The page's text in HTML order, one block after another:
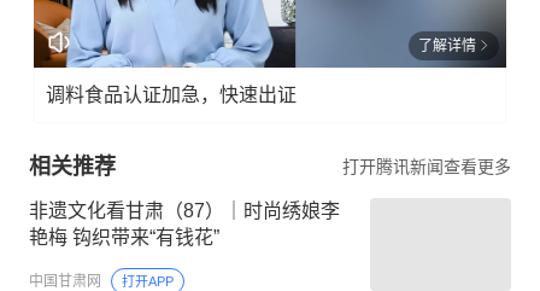
了解详情
调料食品认证加急，快速出证
相关推荐 打开腾讯新闻查看更多
非遗文化看甘肃（87）｜时尚绣娘李
艳梅 钩织带来“有钱花”
中国甘肃网 打开APP